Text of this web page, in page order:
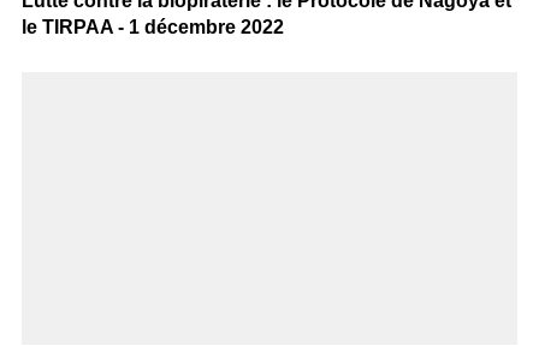
le TIRPAA - 1 décembre 2022